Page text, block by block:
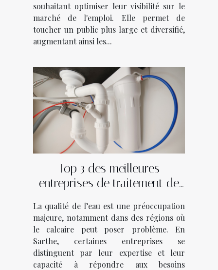
souhaitant optimiser leur visibilité sur le
marché de l'emploi. Elle permet de
toucher un public plus large et diversifié,
augmentant ainsi les...
Top 3 des meilleures
entreprises de traitement de
La qualité de l’eau est une préoccupation
majeure, notamment dans des régions où
le calcaire peut poser problème. En
Sarthe, certaines entreprises se
distinguent par leur expertise et leur
capacité à répondre aux besoins